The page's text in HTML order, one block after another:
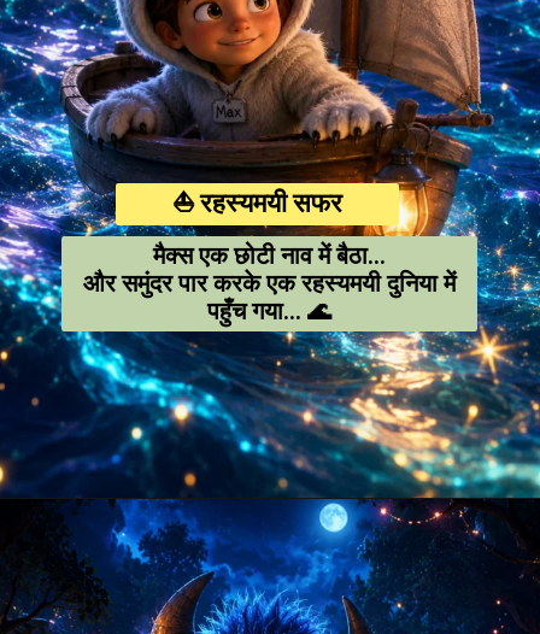
⛵ रहस्यमयी सफर
मैक्स एक छोटी नाव में बैठा…
और समुंदर पार करके एक रहस्यमयी दुनिया में
पहुँच गया… 🌊
Opening